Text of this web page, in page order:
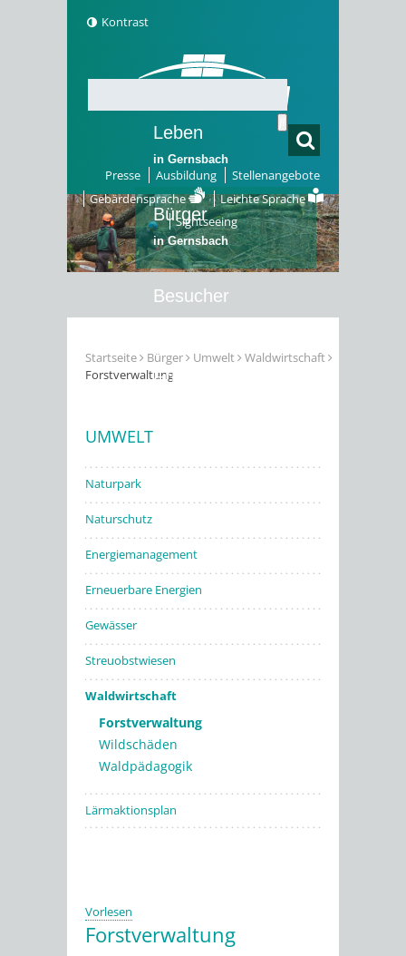
Kontrast
Presse Ausbildung
Stellenangebote
Gebärdensprache
Leichte Sprache
Sightseeing
Leben
in Gernsbach
Bürger
in Gernsbach
Besucher
Erleben
Startseite Bürger Umwelt
Waldwirtschaft
Forstverwaltung
UMWELT
Naturpark
Naturschutz
Energiemanagement
Erneuerbare Energien
Gewässer
Streuobstwiesen
Waldwirtschaft
Forstverwaltung
Wildschäden
Waldpädagogik
Lärmaktionsplan
Vorlesen
Forstverwaltung